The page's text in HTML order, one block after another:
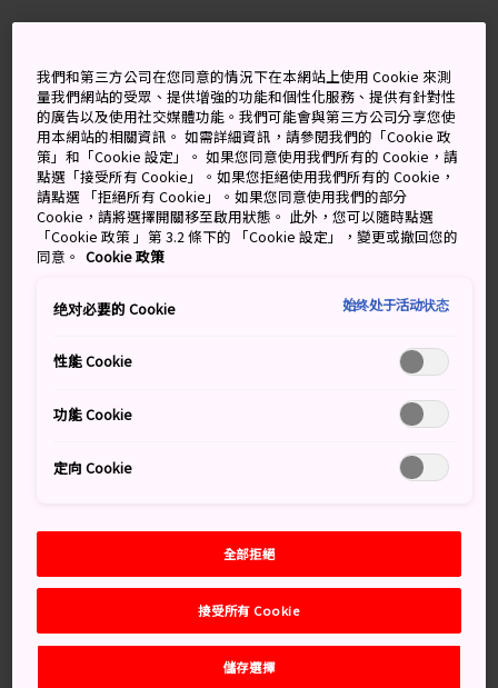
新大阪和大阪/梅田站附近的飲食
購物指南
大阪北部有許多大車站相連，串連為一個繁華、熱鬧的區
域。各種設施和娛樂場所多不勝數，每天湧入這裡的人更
超過 200 萬之多！「新大阪」是大阪新幹線列車的起點，
串連日本各地；而南面的「大阪車站」和「梅田站」是當
地所有大眾交通的樞紐。
沿著中之島川畔悠閒漫步
到大阪最受歡迎的地方吃飯：天滿
交通方式
大阪北部是進入大阪的主要交通樞紐，可乘坐火車輕鬆抵
達。
我們和第三方公司在您同意的情況下在本網站上使用 Cookie 來測
量我們網站的受眾、提供增強的功能和個性化服務、提供有針對性
的廣告以及使用社交媒體功能。我們可能會與第三方公司分享您使
用本網站的相關資訊。 如需詳細資訊，請參閱我們的「Cookie 政
策」和「Cookie 設定」。 如果您同意使用我們所有的 Cookie，請
點選「接受所有 Cookie」。如果您拒絕使用我們所有的 Cookie，
請點選 「拒絕所有 Cookie」。如果您同意使用我們的部分
Cookie，請將選擇開關移至啟用狀態。 此外，您可以隨時點選
「Cookie 政策 」第 3.2 條下的 「Cookie 設定」，變更或撤回您的
同意。 Cookie 政策
绝对必要的 Cookie 始终处于活动状态
性能 Cookie
功能 Cookie
定向 Cookie
全部拒絕
接受所有 Cookie
儲存選擇